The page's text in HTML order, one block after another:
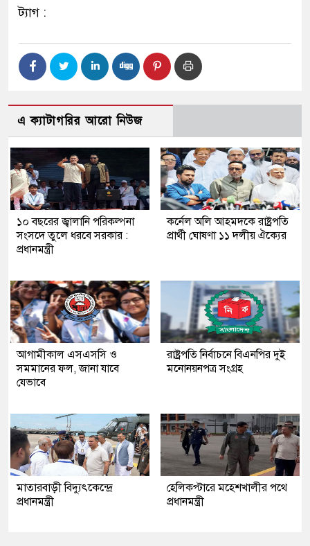
ট্যাগ :
এ ক্যাটাগরির আরো নিউজ
১০ বছরের জ্বালানি পরিকল্পনা
সংসদে তুলে ধরবে সরকার :
প্রধানমন্ত্রী
কর্নেল অলি আহমদকে রাষ্ট্রপতি
প্রার্থী ঘোষণা ১১ দলীয় ঐক্যের
আগামীকাল এসএসসি ও
সমমানের ফল, জানা যাবে
যেভাবে
রাষ্ট্রপতি নির্বাচনে বিএনপির দুই
মনোনয়নপত্র সংগ্রহ
মাতারবাড়ী বিদ্যুৎকেন্দ্রে
প্রধানমন্ত্রী
হেলিকপ্টারে মহেশখালীর পথে
প্রধানমন্ত্রী